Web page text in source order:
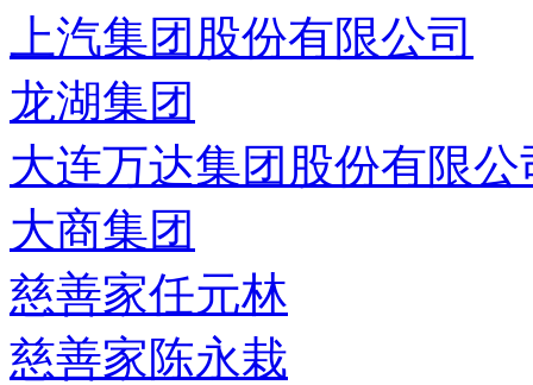
上汽集团股份有限公司
龙湖集团
大连万达集团股份有限公
大商集团
慈善家任元林
慈善家陈永栽